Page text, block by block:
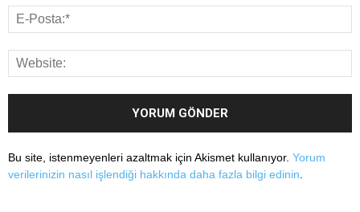
Bu site, istenmeyenleri azaltmak için Akismet kullanıyor. Yorum
verilerinizin nasıl işlendiği hakkında daha fazla bilgi edinin